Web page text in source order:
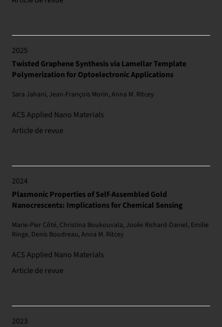
2025
Twisted Graphene Synthesis via Lamellar Template
Polymerization for Optoelectronic Applications
Sara Jahani, Jean-François Morin, Anna M. Ritcey
ACS Applied Nano Materials
Article de revue
2024
Plasmonic Properties of Self-Assembled Gold
Nanocrescents: Implications for Chemical Sensing
Marie-Pier Côté, Christina Boukouvala, Josée Richard-Daniel, Emilie
Ringe, Denis Boudreau, Anna M. Ritcey
ACS Applied Nano Materials
Article de revue
2023